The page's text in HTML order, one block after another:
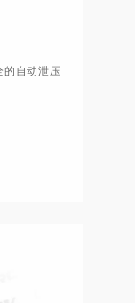
的自动泄压